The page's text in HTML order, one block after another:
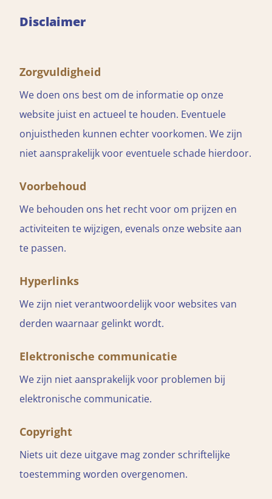
Disclaimer
Zorgvuldigheid
We doen ons best om de informatie op onze
website juist en actueel te houden. Eventuele
onjuistheden kunnen echter voorkomen. We zijn
niet aansprakelijk voor eventuele schade hierdoor.
Voorbehoud
We behouden ons het recht voor om prijzen en
activiteiten te wijzigen, evenals onze website aan
te passen.
Hyperlinks
We zijn niet verantwoordelijk voor websites van
derden waarnaar gelinkt wordt.
Elektronische communicatie
We zijn niet aansprakelijk voor problemen bij
elektronische communicatie.
Copyright
Niets uit deze uitgave mag zonder schriftelijke
toestemming worden overgenomen.